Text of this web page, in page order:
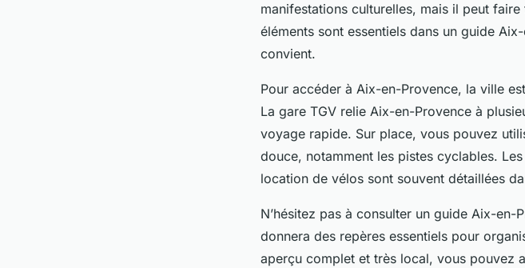
manifestations culturelles, mais il peut
éléments sont essentiels dans un guide
convient.
Pour accéder à Aix-en-Provence, la ville
La gare TGV relie Aix-en-Provence à
voyage rapide. Sur place, vous pouvez
douce, notamment les pistes cyclables.
location de vélos sont souvent détaillées
N’hésitez pas à consulter un guide Aix-
donnera des repères essentiels pour
aperçu complet et très local, vous pouvez